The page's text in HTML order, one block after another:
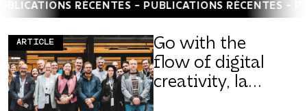
PUBLICATIONS RÉCENTES -PUBLICATIONS
ARTICLE
Go with the
flow of digital
creativity, la